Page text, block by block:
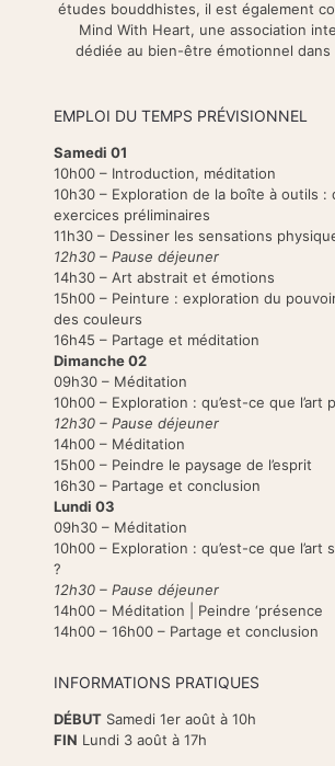
études bouddhistes, il est également
Mind With Heart, une association
dédiée au bien-être émotionnel dans
EMPLOI DU TEMPS PRÉVISIONNEL
Samedi 01
10h00 – Introduction, méditation
10h30 – Exploration de la boîte à outils :
exercices préliminaires
11h30 – Dessiner les sensations
12h30 – Pause déjeuner
14h30 – Art abstrait et émotions
15h00 – Peinture : exploration du
des couleurs
16h45 – Partage et méditation
Dimanche 02
09h30 – Méditation
10h00 – Exploration : qu’est-ce que l’art
12h30 – Pause déjeuner
14h00 – Méditation
15h00 – Peindre le paysage de l’esprit
16h30 – Partage et conclusion
Lundi 03
09h30 – Méditation
10h00 – Exploration : qu’est-ce que l’art
?
12h30 – Pause déjeuner
14h00 – Méditation | Peindre ‘présence
14h00 – 16h00 – Partage et conclusion
INFORMATIONS PRATIQUES
DÉBUT Samedi 1er août à 10h
FIN Lundi 3 août à 17h